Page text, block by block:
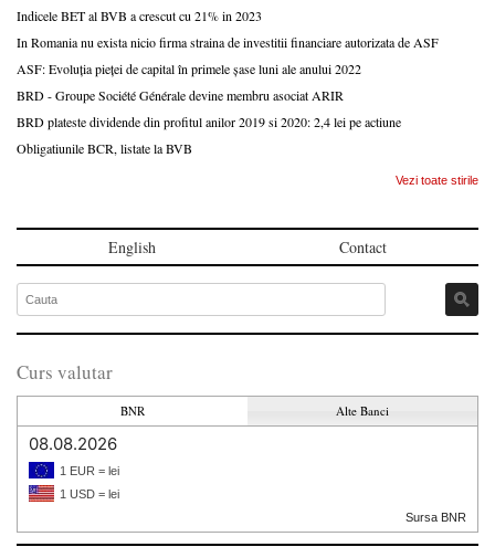
Indicele BET al BVB a crescut cu 21% in 2023
In Romania nu exista nicio firma straina de investitii financiare autorizata de ASF
ASF: Evoluția pieței de capital în primele șase luni ale anului 2022
BRD - Groupe Société Générale devine membru asociat ARIR
BRD plateste dividende din profitul anilor 2019 si 2020: 2,4 lei pe actiune
Obligatiunile BCR, listate la BVB
Vezi toate stirile
English Contact
Curs valutar
BNR Alte Banci
08.08.2026
1 EUR = lei
1 USD = lei
Sursa BNR